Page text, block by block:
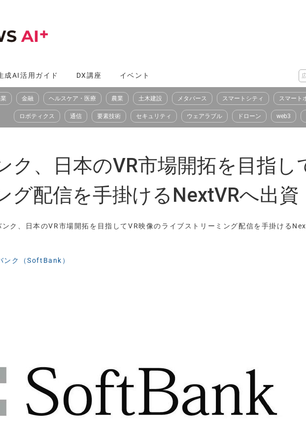
成AI活用ガイド DX講座 イベント
金融 ヘルスケア・医療 農業 土木建設 メタバース スマートシティ スマート
ロボティクス 通信 要素技術 セキュリティ ウェアラブル ドローン web3
ク、日本のVR市場開拓を目指し
グ配信を手掛けるNextVRへ出資
ンク、日本のVR市場開拓を目指してVR映像のライブストリーミング配信を手掛ける
ンク（SoftBank）